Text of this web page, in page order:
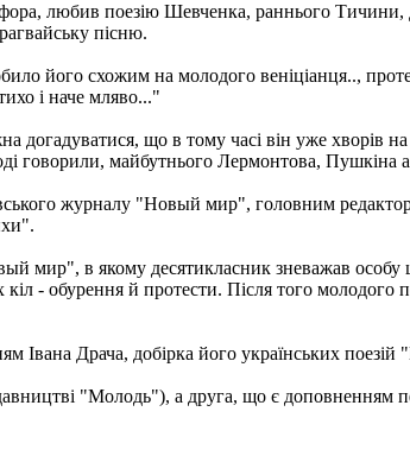
любив поезію Шевченка, раннього Тичини,
пісню.
його схожим на молодого веніціанця..,
і наче мляво..."
що в тому часі він уже хворів на
говорили, майбутнього Лермонтова,
журналу "Новый мир", головним
мир", в якому десятикласник зневажав
- обурення й протести. Після того молодого
Івана Драча, добірка його українських
"Молодь"), а друга, що є доповненням